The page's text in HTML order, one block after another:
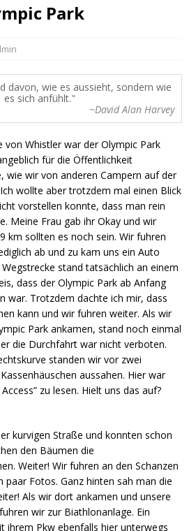
Park
davon, wie es aussieht, sondern wie
es sich anfühlt.
~David Alan Harvey
von Whistler war der Olympic Park
für die Öffentlichkeit
wie wir von anderen Campern auf der
wollte aber trotzdem mal einen Blick
vorstellen konnte, dass man rein
Meine Frau gab ihr Okay und wir
km sollten es noch sein. Wir fuhren
ab und zu kam uns ein Auto
stand tatsächlich an einem
dass der Olympic Park ab Anfang
war. Trotzdem dachte ich mir, dass
kann und wir fuhren weiter. Als wir
Park ankamen, stand noch einmal
die Durchfahrt war nicht verboten.
standen wir vor zwei
aussahen. Hier war
zu lesen. Hielt uns das auf?
kurvigen Straße und konnten schon
den Bäumen die
Weiter! Wir fuhren an den Schanzen
paar Fotos. Ganz hinten sah man die
Als wir dort ankamen und unsere
wir zur Biathlonanlage. Ein
ihrem Pkw ebenfalls hier unterwegs